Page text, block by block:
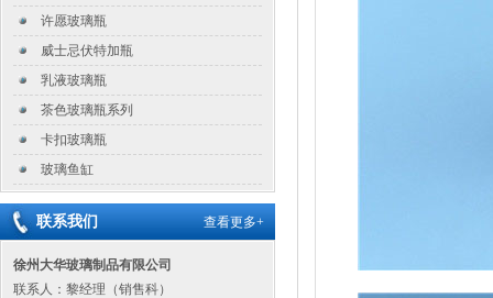
许愿玻璃瓶
威士忌伏特加瓶
乳液玻璃瓶
茶色玻璃瓶系列
卡扣玻璃瓶
玻璃鱼缸
查看更多+
联系我们
徐州大华玻璃制品有限公司
联系人：黎经理（销售科）